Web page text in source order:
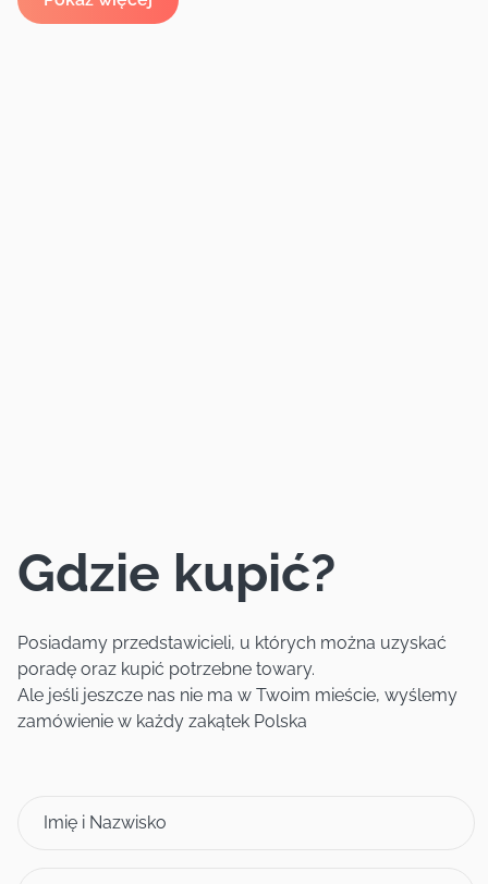
Gdzie kupić?
Posiadamy przedstawicieli, u których można uzyskać
poradę oraz kupić potrzebne towary.
Ale jeśli jeszcze nas nie ma w Twoim mieście, wyślemy
zamówienie w każdy zakątek Polska
Imię i Nazwisko